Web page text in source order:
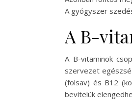
A gyógyszer
A B-
A B-vitaminok
szervezet
(folsav) és B12
bevitelük